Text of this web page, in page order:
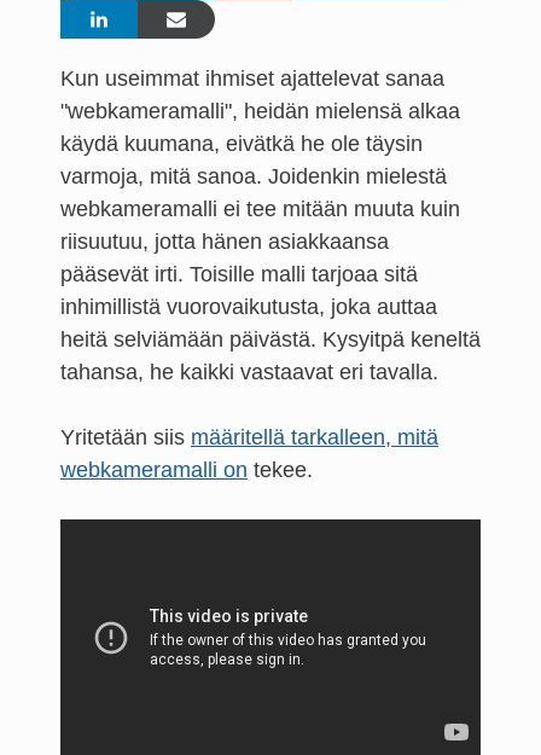
Kun useimmat ihmiset ajattelevat sanaa
"webkameramalli", heidän mielensä alkaa
käydä kuumana, eivätkä he ole täysin
varmoja, mitä sanoa. Joidenkin mielestä
webkameramalli ei tee mitään muuta kuin
riisuutuu, jotta hänen asiakkaansa
pääsevät irti. Toisille malli tarjoaa sitä
inhimillistä vuorovaikutusta, joka auttaa
heitä selviämään päivästä. Kysyitpä keneltä
tahansa, he kaikki vastaavat eri tavalla.
Yritetään siis määritellä tarkalleen, mitä
webkameramalli on tekee.